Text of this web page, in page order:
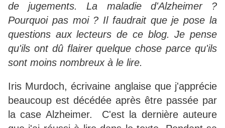
de jugements. La maladie d'Alzheimer ?
Pourquoi pas moi ? Il faudrait que je pose la
questions aux lecteurs de ce blog. Je pense
qu'ils ont dû flairer quelque chose parce qu'ils
sont moins nombreux à le lire.
Iris Murdoch, écrivaine anglaise que j'apprécie
beaucoup est décédée après être passée par
la case Alzheimer. C'est la dernière auteure